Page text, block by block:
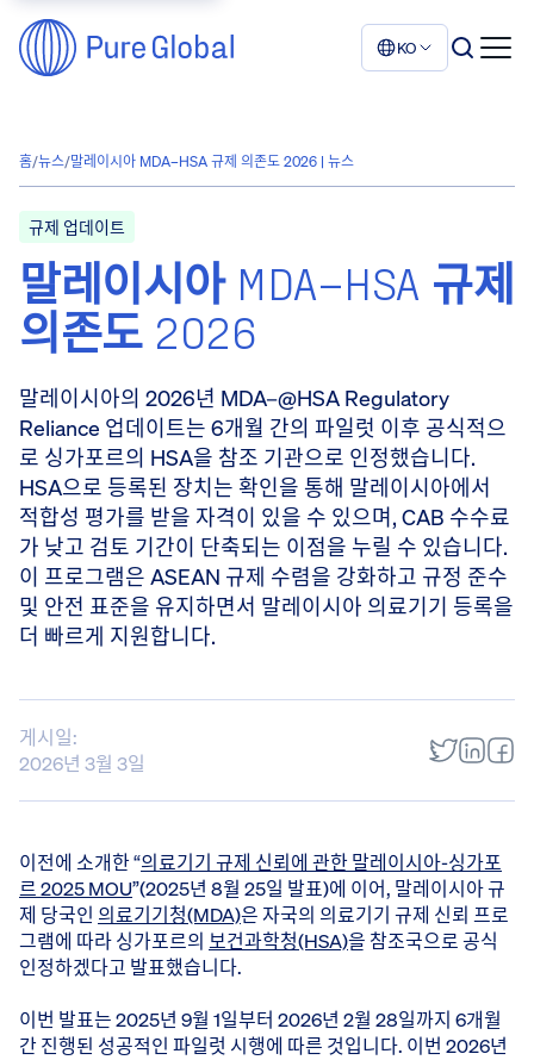
KO
홈/뉴스/말레이시아 MDA–HSA 규제 의존도 2026 | 뉴스
규제 업데이트
말레이시아 MDA–HSA 규제
의존도 2026
말레이시아의 2026년 MDA–@HSA Regulatory
Reliance 업데이트는 6개월 간의 파일럿 이후 공식적으
로 싱가포르의 HSA을 참조 기관으로 인정했습니다.
HSA으로 등록된 장치는 확인을 통해 말레이시아에서
적합성 평가를 받을 자격이 있을 수 있으며, CAB 수수료
가 낮고 검토 기간이 단축되는 이점을 누릴 수 있습니다.
이 프로그램은 ASEAN 규제 수렴을 강화하고 규정 준수
및 안전 표준을 유지하면서 말레이시아 의료기기 등록을
더 빠르게 지원합니다.
게시일:
2026년 3월 3일
이전에 소개한 “의료기기 규제 신뢰에 관한 말레이시아-싱가포
르 2025 MOU”(2025년 8월 25일 발표)에 이어, 말레이시아 규
제 당국인 의료기기청(MDA)은 자국의 의료기기 규제 신뢰 프로
그램에 따라 싱가포르의 보건과학청(HSA)을 참조국으로 공식
인정하겠다고 발표했습니다.
이번 발표는 2025년 9월 1일부터 2026년 2월 28일까지 6개월
간 진행된 성공적인 파일럿 시행에 따른 것입니다. 이번 2026년